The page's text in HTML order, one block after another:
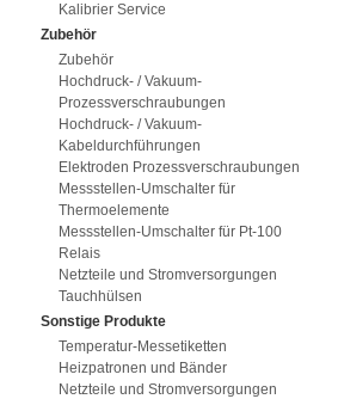
Kalibrier Service
Zubehör
Zubehör
Hochdruck- / Vakuum-
Prozessverschraubungen
Hochdruck- / Vakuum-
Kabeldurchführungen
Elektroden Prozessverschraubungen
Messstellen-Umschalter für
Thermoelemente
Messstellen-Umschalter für Pt-100
Relais
Netzteile und Stromversorgungen
Tauchhülsen
Sonstige Produkte
Temperatur-Messetiketten
Heizpatronen und Bänder
Netzteile und Stromversorgungen